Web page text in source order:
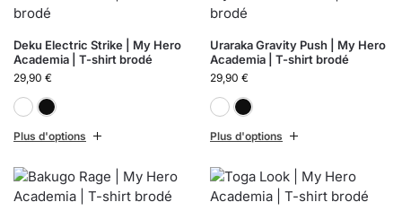
Deku Electric Strike | My Hero
Academia | T-shirt brodé
29,90 €
Plus d'options
Uraraka Gravity Push | My Hero
Academia | T-shirt brodé
29,90 €
Plus d'options